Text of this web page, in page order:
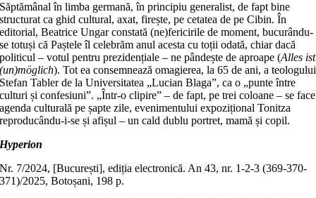
Săptămânal în limba germană, în principiu generalist, de fapt bine
structurat ca ghid cultural, axat, firește, pe cetatea de pe Cibin. În
editorial, Beatrice Ungar constată (ne)fericirile de moment, bucurându-
se totuși că Paștele îl celebrăm anul acesta cu toții odată, chiar dacă
politicul – votul pentru prezidențiale – ne pândește de aproape (Alles ist
(un)möglich). Tot ea consemnează omagierea, la 65 de ani, a teologului
Stefan Tabler de la Universitatea „Lucian Blaga”, ca o „punte între
culturi și confesiuni”. „Într-o clipire” – de fapt, pe trei coloane – se face
agenda culturală pe șapte zile, evenimentului expozițional Tonitza
reproducându-i-se și afișul – un cald dublu portret, mamă și copil.
Hyperion
Nr. 7/2024, [București], ediția electronică. An 43, nr. 1-2-3 (369-370-
371)/2025, Botoșani, 198 p.